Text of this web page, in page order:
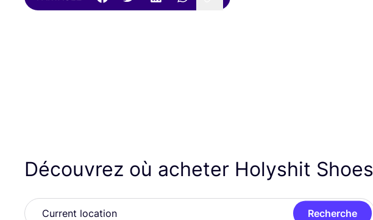
Découvrez où acheter Holyshit Shoes
Recherche